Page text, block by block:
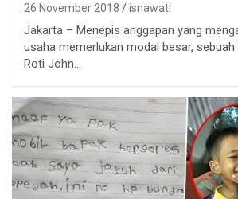
26 November 2018 isnawati
Jakarta – Menepis anggapan yang
usaha memerlukan modal besar, sebuah
Roti John…